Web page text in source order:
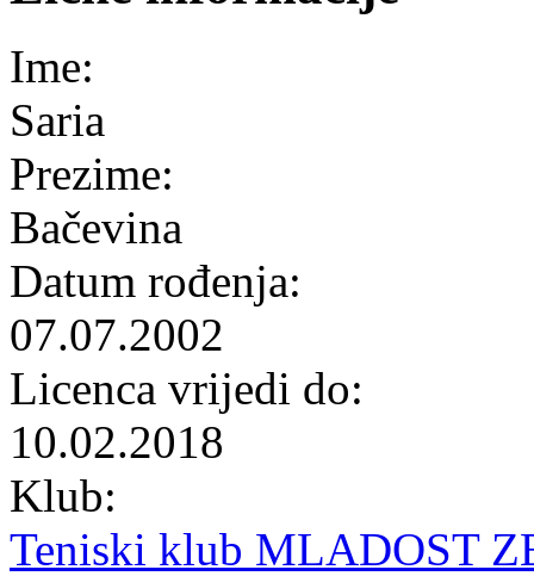
Ime:
Saria
Prezime:
Bačevina
Datum rođenja:
07.07.2002
Licenca vrijedi do:
10.02.2018
Klub:
Teniski klub MLADOST